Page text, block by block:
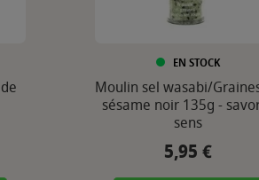
EN STOCK
Moulin sel wasabi/
sésame noir 135g -
sens
Prix
5,95 €